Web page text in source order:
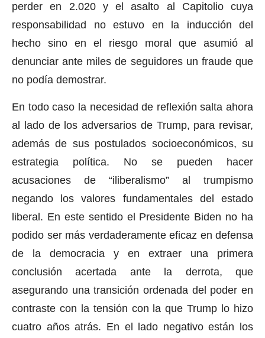
perder en 2.020 y el asalto al Capitolio cuya
responsabilidad no estuvo en la inducción del
hecho sino en el riesgo moral que asumió al
denunciar ante miles de seguidores un fraude que
no podía demostrar.
En todo caso la necesidad de reflexión salta ahora
al lado de los adversarios de Trump, para revisar,
además de sus postulados socioeconómicos, su
estrategia política. No se pueden hacer
acusaciones de “iliberalismo” al trumpismo
negando los valores fundamentales del estado
liberal. En este sentido el Presidente Biden no ha
podido ser más verdaderamente eficaz en defensa
de la democracia y en extraer una primera
conclusión acertada ante la derrota, que
asegurando una transición ordenada del poder en
contraste con la tensión con la que Trump lo hizo
cuatro años atrás. En el lado negativo están los